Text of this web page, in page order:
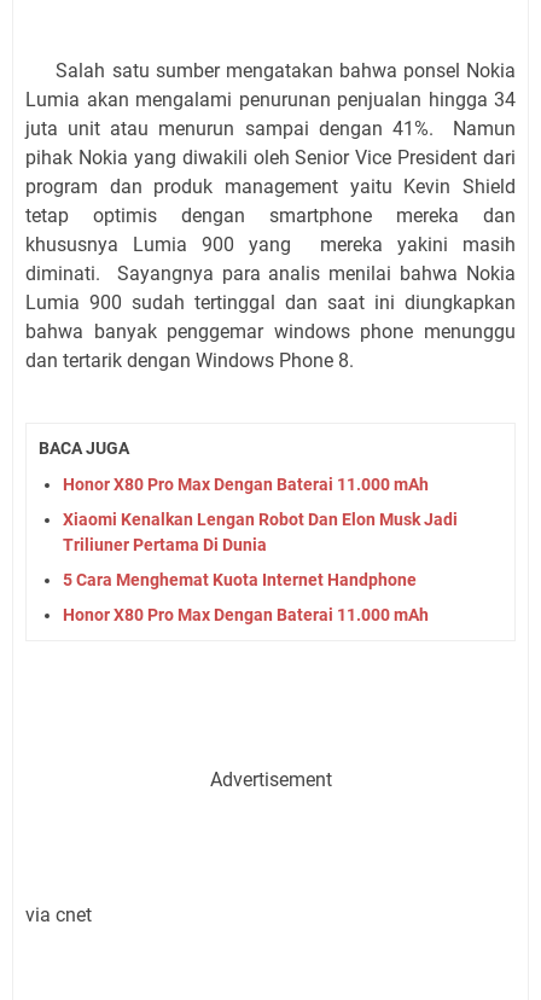
Salah satu sumber mengatakan bahwa ponsel Nokia
Lumia akan mengalami penurunan penjualan hingga 34
juta unit atau menurun sampai dengan 41%. Namun
pihak Nokia yang diwakili oleh Senior Vice President dari
program dan produk management yaitu Kevin Shield
tetap optimis dengan smartphone mereka dan
khususnya Lumia 900 yang mereka yakini masih
diminati. Sayangnya para analis menilai bahwa Nokia
Lumia 900 sudah tertinggal dan saat ini diungkapkan
bahwa banyak penggemar windows phone menunggu
dan tertarik dengan Windows Phone 8.
BACA JUGA
Honor X80 Pro Max Dengan Baterai 11.000 mAh
Xiaomi Kenalkan Lengan Robot Dan Elon Musk Jadi
Triliuner Pertama Di Dunia
5 Cara Menghemat Kuota Internet Handphone
Honor X80 Pro Max Dengan Baterai 11.000 mAh
Advertisement
via cnet